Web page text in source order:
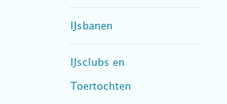
IJsbanen
IJsclubs en
Toertochten